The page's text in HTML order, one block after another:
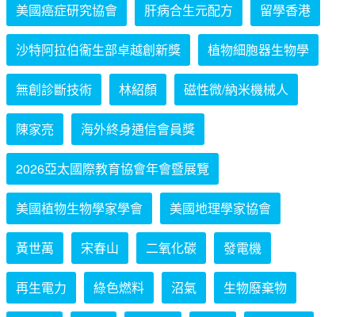
美國癌症研究協會 肝病合生元配方 留學香港
沙特阿拉伯衞生部卓越創新獎 植物細胞器生物學
無創診斷技術 林紹顏 磁性微/納米機械人
陳家亮 海外終身通信會員獎
2026亞太國際教育協會年會暨展覽
美國植物生物學家學會 美國地理學家協會
黃世萬 宋春山 二氧化碳 發電機
再生電力 綠色燃料 沼氣 生物廢棄物